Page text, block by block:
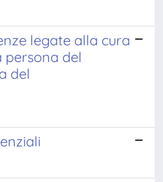
legate alla cura
persona del
del